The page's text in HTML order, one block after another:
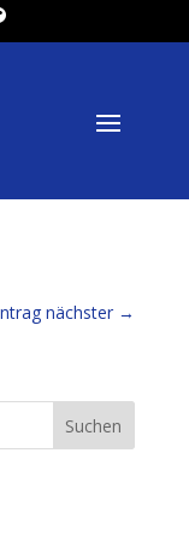
nächster →